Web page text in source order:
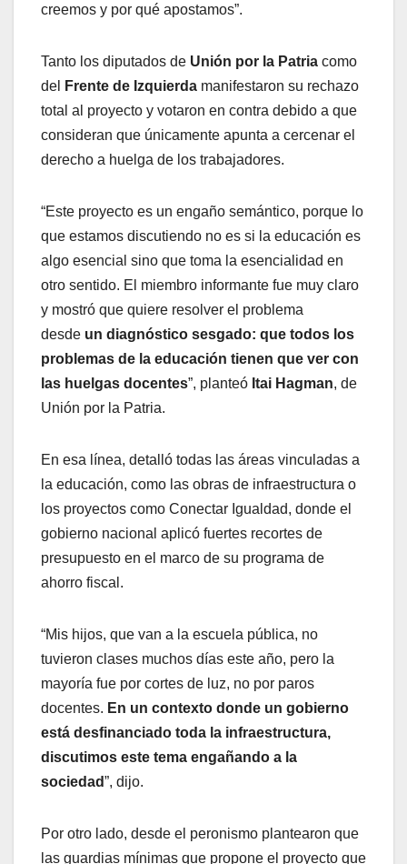
creemos y por qué apostamos”.
Tanto los diputados de Unión por la Patria como
del
Frente de Izquierda manifestaron su rechazo
total al proyecto y votaron en contra debido a que
consideran que únicamente apunta a cercenar el
derecho a huelga de los trabajadores.
“Este proyecto es un engaño semántico, porque lo
que estamos discutiendo no es si la educación es
algo esencial sino que toma la esencialidad en
otro sentido. El miembro informante fue muy claro
y mostró que quiere resolver el problema
desde un diagnóstico sesgado: que todos los
problemas de la educación tienen que ver con
las huelgas docentes”, planteó Itai Hagman, de
Unión por la Patria.
En esa línea, detalló todas las áreas vinculadas a
la educación, como las obras de infraestructura o
los proyectos como Conectar Igualdad, donde el
gobierno nacional aplicó fuertes recortes de
presupuesto en el marco de su programa de
ahorro fiscal.
“Mis hijos, que van a la escuela pública, no
tuvieron clases muchos días este año, pero la
mayoría fue por cortes de luz, no por paros
docentes. En un contexto donde un gobierno
está desfinanciado toda la infraestructura,
discutimos este tema engañando a la
sociedad”, dijo.
Por otro lado, desde el peronismo plantearon que
las guardias mínimas que propone el proyecto que